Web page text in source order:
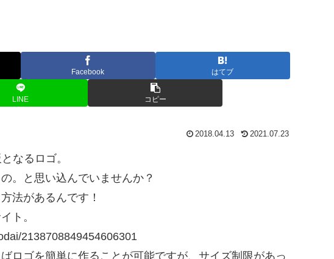
Facebook はてブ
LINE コピー
2018.04.13 2021.07.23
なるロゴ。
。と思い込んでいませんか？
法があるんです！
ト。
2138708849454606301
ロゴを簡単に作ることが可能ですが、サイズ制限があっ